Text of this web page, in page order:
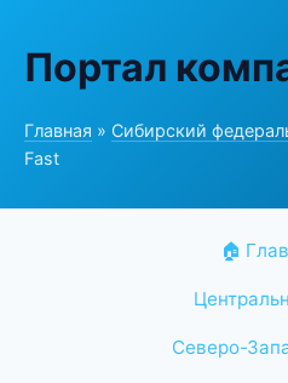
Портал
Главная » Сибирский
Fast
🏠
Северо-